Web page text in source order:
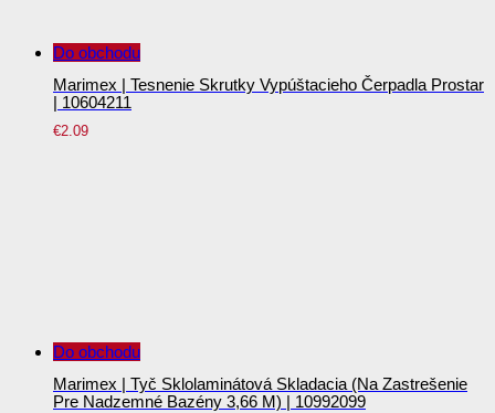
Do obchodu
Marimex | Tesnenie Skrutky Vypúštacieho Čerpadla Prostar
| 10604211
€2.09
Do obchodu
Marimex | Tyč Sklolaminátová Skladacia (na Zastrešenie
Pre Nadzemné Bazény 3,66 M) | 10992099